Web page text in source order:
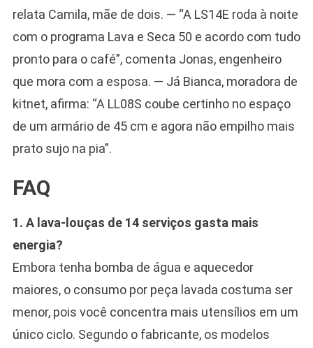
relata Camila, mãe de dois. — “A LS14E roda à noite
com o programa Lava e Seca 50 e acordo com tudo
pronto para o café”, comenta Jonas, engenheiro
que mora com a esposa. — Já Bianca, moradora de
kitnet, afirma: “A LL08S coube certinho no espaço
de um armário de 45 cm e agora não empilho mais
prato sujo na pia”.
FAQ
1. A lava-louças de 14 serviços gasta mais
energia?
Embora tenha bomba de água e aquecedor
maiores, o consumo por peça lavada costuma ser
menor, pois você concentra mais utensílios em um
único ciclo. Segundo o fabricante, os modelos